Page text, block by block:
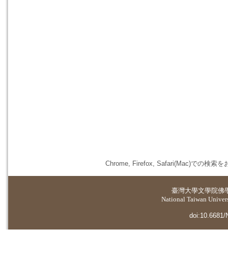
Chrome, Firefox, Safari(Mac)での検索を
臺灣大學文學院佛
National Taiwan
doi:10.6681/